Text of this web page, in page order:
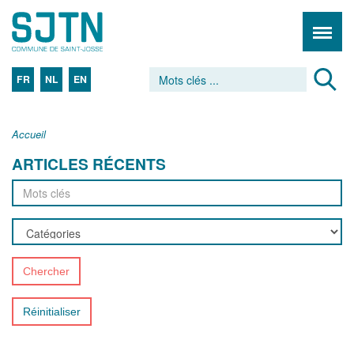
FR NL EN
Accueil
ARTICLES RÉCENTS
Chercher
Réinitialiser